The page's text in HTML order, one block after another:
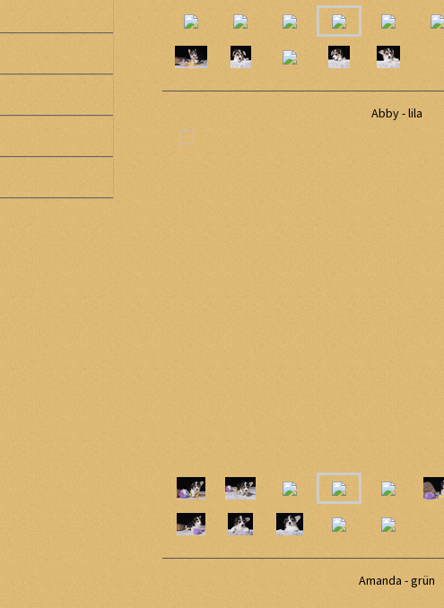
Abby - lila
Amanda - grün